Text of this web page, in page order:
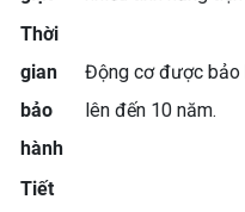
Thời
gian
bảo
hành
Động cơ được bảo
lên đến 10 năm.
Tiết
TỦ LẠNH FUNIKI FR-
126ISU – SỰ LỰA CHỌN
NHỎ GỌN, TIẾT KIỆM
MỌI GIA ĐÌNH